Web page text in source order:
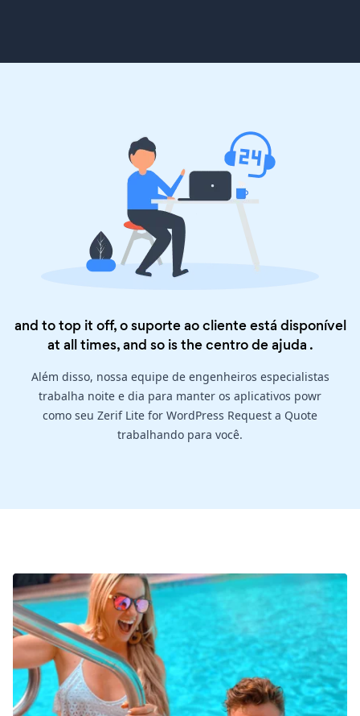
and to top it off, o suporte ao cliente está disponível
at all times, and so is thecentro de ajuda .
Além disso, nossa equipe de engenheiros especialistas
trabalha noite e dia para manter os aplicativos powr
como seu Zerif Lite for WordPress Request a Quote
trabalhando para você.